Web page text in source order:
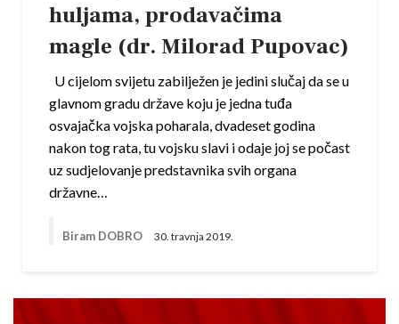
huljama, prodavačima
magle (dr. Milorad Pupovac)
U cijelom svijetu zabilježen je jedini slučaj da se u
glavnom gradu države koju je jedna tuđa
osvajačka vojska poharala, dvadeset godina
nakon tog rata, tu vojsku slavi i odaje joj se počast
uz sudjelovanje predstavnika svih organa
državne…
Biram DOBRO 30. travnja 2019.